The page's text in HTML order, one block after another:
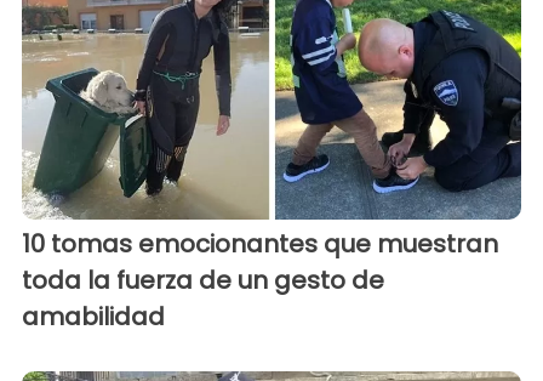
10 tomas emocionantes que muestran
toda la fuerza de un gesto de
amabilidad